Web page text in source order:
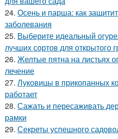
24. Осень и парша: как
заболевания
25. Выберите идеальный
лучших сортов для открытого
26. Желтые пятна на листьях
лечение
27. Луковицы в прикопанных
работает
28. Сажать и пересаживать
рамки
29. Секреты успешного